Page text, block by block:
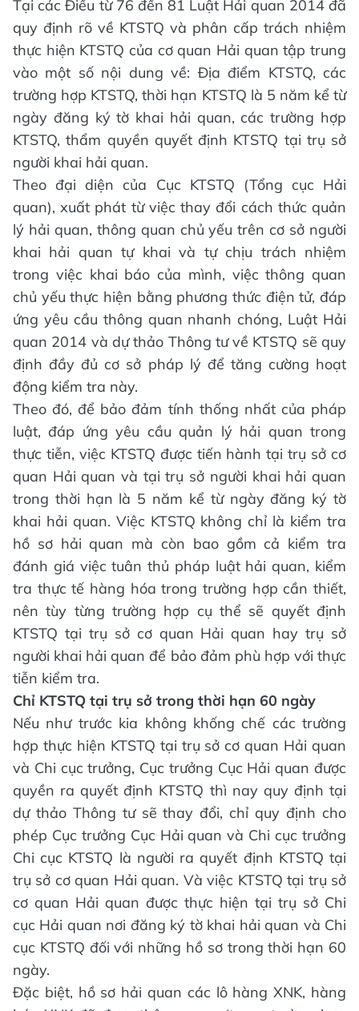
Tại các Điều từ 76 đến 81 Luật Hải quan 2014 đã
quy định rõ về KTSTQ và phân cấp trách nhiệm
thực hiện KTSTQ của cơ quan Hải quan tập trung
vào một số nội dung về: Địa điểm KTSTQ, các
trường hợp KTSTQ, thời hạn KTSTQ là 5 năm kể từ
ngày đăng ký tờ khai hải quan, các trường hợp
KTSTQ, thẩm quyền quyết định KTSTQ tại trụ sở
người khai hải quan.
Theo đại diện của Cục KTSTQ (Tổng cục Hải
quan), xuất phát từ việc thay đổi cách thức quản
lý hải quan, thông quan chủ yếu trên cơ sở người
khai hải quan tự khai và tự chịu trách nhiệm
trong việc khai báo của mình, việc thông quan
chủ yếu thực hiện bằng phương thức điện tử, đáp
ứng yêu cầu thông quan nhanh chóng, Luật Hải
quan 2014 và dự thảo Thông tư về KTSTQ sẽ quy
định đầy đủ cơ sở pháp lý để tăng cường hoạt
động kiểm tra này.
Theo đó, để bảo đảm tính thống nhất của pháp
luật, đáp ứng yêu cầu quản lý hải quan trong
thực tiễn, việc KTSTQ được tiến hành tại trụ sở cơ
quan Hải quan và tại trụ sở người khai hải quan
trong thời hạn là 5 năm kể từ ngày đăng ký tờ
khai hải quan. Việc KTSTQ không chỉ là kiểm tra
hồ sơ hải quan mà còn bao gồm cả kiểm tra
đánh giá việc tuân thủ pháp luật hải quan, kiểm
tra thực tế hàng hóa trong trường hợp cần thiết,
nên tùy từng trường hợp cụ thể sẽ quyết định
KTSTQ tại trụ sở cơ quan Hải quan hay trụ sở
người khai hải quan để bảo đảm phù hợp với thực
tiễn kiểm tra.
Chỉ KTSTQ tại trụ sở trong thời hạn 60 ngày
Nếu như trước kia không khống chế các trường
hợp thực hiện KTSTQ tại trụ sở cơ quan Hải quan
và Chi cục trưởng, Cục trưởng Cục Hải quan được
quyền ra quyết định KTSTQ thì nay quy định tại
dự thảo Thông tư sẽ thay đổi, chỉ quy định cho
phép Cục trưởng Cục Hải quan và Chi cục trưởng
Chi cục KTSTQ là người ra quyết định KTSTQ tại
trụ sở cơ quan Hải quan. Và việc KTSTQ tại trụ sở
cơ quan Hải quan được thực hiện tại trụ sở Chi
cục Hải quan nơi đăng ký tờ khai hải quan và Chi
cục KTSTQ đối với những hồ sơ trong thời hạn 60
ngày.
Đặc biệt, hồ sơ hải quan các lô hàng XNK, hàng